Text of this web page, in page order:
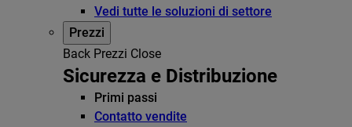
Vedi tutte le soluzioni di settore
Prezzi
Back Prezzi Close
Sicurezza e Distribuzione
Primi passi
Contatto vendite